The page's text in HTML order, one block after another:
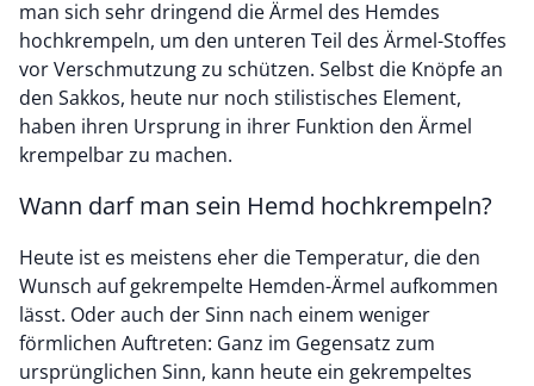
man sich sehr dringend die Ärmel des Hemdes
hochkrempeln, um den unteren Teil des Ärmel-Stoffes
vor Verschmutzung zu schützen. Selbst die Knöpfe an
den Sakkos, heute nur noch stilistisches Element,
haben ihren Ursprung in ihrer Funktion den Ärmel
krempelbar zu machen.
Wann darf man sein Hemd hochkrempeln?
Heute ist es meistens eher die Temperatur, die den
Wunsch auf gekrempelte Hemden-Ärmel aufkommen
lässt. Oder auch der Sinn nach einem weniger
förmlichen Auftreten: Ganz im Gegensatz zum
ursprünglichen Sinn, kann heute ein gekrempeltes